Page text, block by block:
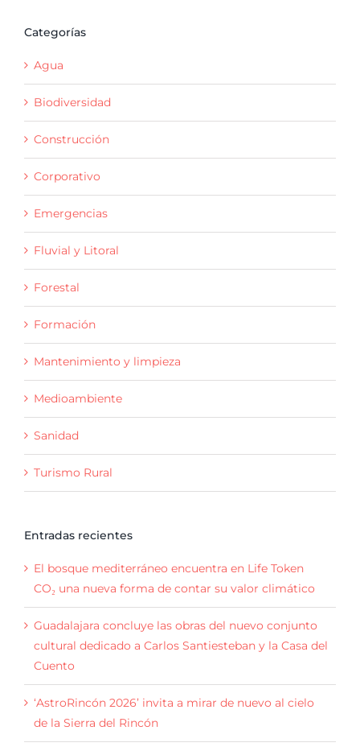
Categorías
Agua
Biodiversidad
Construcción
Corporativo
Emergencias
Fluvial y Litoral
Forestal
Formación
Mantenimiento y limpieza
Medioambiente
Sanidad
Turismo Rural
Entradas recientes
El bosque mediterráneo encuentra en Life Token
CO₂ una nueva forma de contar su valor climático
Guadalajara concluye las obras del nuevo conjunto
cultural dedicado a Carlos Santiesteban y la Casa del
Cuento
‘AstroRincón 2026’ invita a mirar de nuevo al cielo
de la Sierra del Rincón